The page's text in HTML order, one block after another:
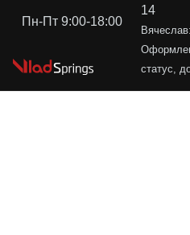
Пн-Пт 9:00-18:00
14
Вячеслав:
статус,